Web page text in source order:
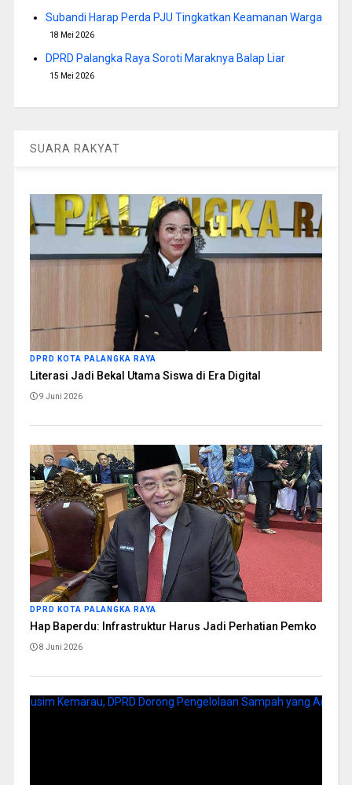
Subandi Harap Perda PJU Tingkatkan Keamanan Warga
18 Mei 2026
DPRD Palangka Raya Soroti Maraknya Balap Liar
15 Mei 2026
SUARA RAKYAT
DPRD KOTA PALANGKA RAYA
Literasi Jadi Bekal Utama Siswa di Era Digital
9 Juni 2026
DPRD KOTA PALANGKA RAYA
Hap Baperdu: Infrastruktur Harus Jadi Perhatian Pemko
8 Juni 2026